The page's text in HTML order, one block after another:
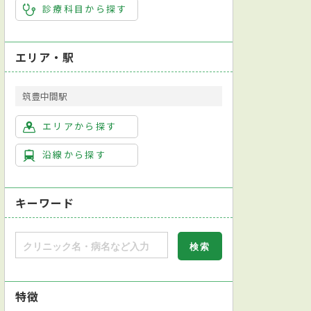
診療科目から探す
エリア・駅
筑豊中間駅
エリアから探す
沿線から探す
キーワード
特徴